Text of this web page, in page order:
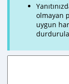
olmayan
uygun